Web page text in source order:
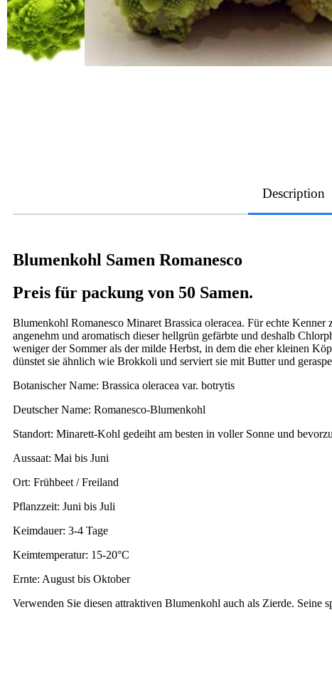
Description
Blumenkohl Samen Romanesco
Preis für packung von 50 Samen.
Blumenkohl Romanesco Minaret Brassica oleracea. Für echte
angenehm und aromatisch dieser hellgrün gefärbte und deshalb
weniger der Sommer als der milde Herbst, in dem die eher kleinen
dünstet sie ähnlich wie Brokkoli und serviert sie mit Butter und
Botanischer Name: Brassica oleracea var. botrytis
Deutscher Name: Romanesco-Blumenkohl
Standort: Minarett-Kohl gedeiht am besten in voller Sonne und
Aussaat: Mai bis Juni
Ort: Frühbeet / Freiland
Pflanzzeit: Juni bis Juli
Keimdauer: 3-4 Tage
Keimtemperatur: 15-20°C
Ernte: August bis Oktober
Verwenden Sie diesen attraktiven Blumenkohl auch als Zierde. Seine